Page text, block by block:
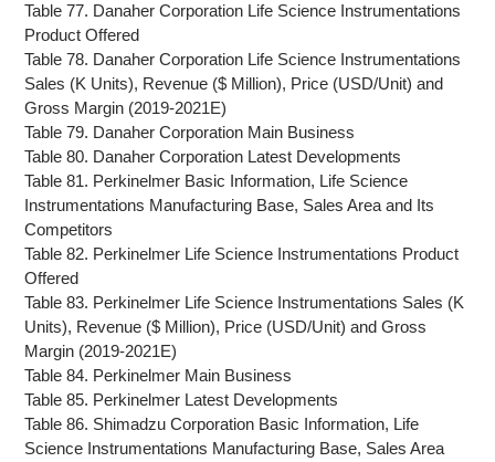
Table 77. Danaher Corporation Life Science Instrumentations
Product Offered
Table 78. Danaher Corporation Life Science Instrumentations
Sales (K Units), Revenue ($ Million), Price (USD/Unit) and
Gross Margin (2019-2021E)
Table 79. Danaher Corporation Main Business
Table 80. Danaher Corporation Latest Developments
Table 81. Perkinelmer Basic Information, Life Science
Instrumentations Manufacturing Base, Sales Area and Its
Competitors
Table 82. Perkinelmer Life Science Instrumentations Product
Offered
Table 83. Perkinelmer Life Science Instrumentations Sales (K
Units), Revenue ($ Million), Price (USD/Unit) and Gross
Margin (2019-2021E)
Table 84. Perkinelmer Main Business
Table 85. Perkinelmer Latest Developments
Table 86. Shimadzu Corporation Basic Information, Life
Science Instrumentations Manufacturing Base, Sales Area